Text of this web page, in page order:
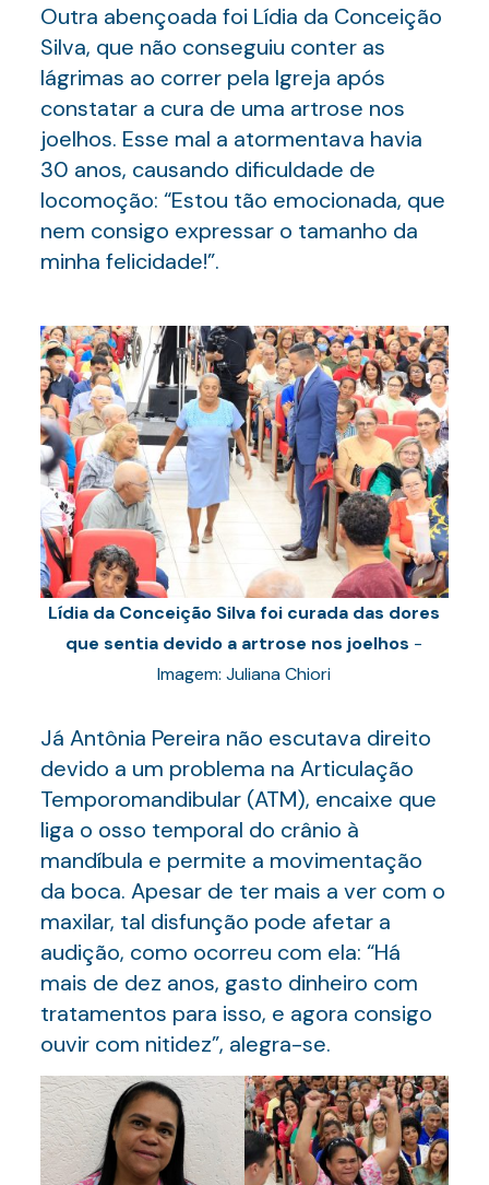
Outra abençoada foi Lídia da Conceição
Silva, que não conseguiu conter as
lágrimas ao correr pela Igreja após
constatar a cura de uma artrose nos
joelhos. Esse mal a atormentava havia
30 anos, causando dificuldade de
locomoção: “Estou tão emocionada, que
nem consigo expressar o tamanho da
minha felicidade!”.
Lídia da Conceição Silva foi curada das dores
que sentia devido a artrose nos joelhos -
Imagem: Juliana Chiori
Já Antônia Pereira não escutava direito
devido a um problema na Articulação
Temporomandibular (ATM), encaixe que
liga o osso temporal do crânio à
mandíbula e permite a movimentação
da boca. Apesar de ter mais a ver com o
maxilar, tal disfunção pode afetar a
audição, como ocorreu com ela: “Há
mais de dez anos, gasto dinheiro com
tratamentos para isso, e agora consigo
ouvir com nitidez”, alegra-se.